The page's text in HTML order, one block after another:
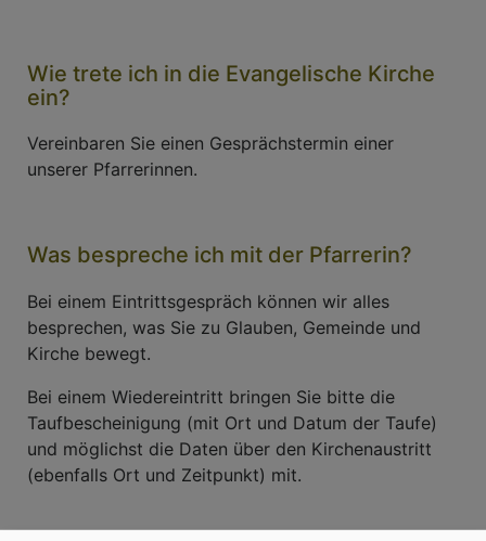
Wie trete ich in die Evangelische Kirche
ein?
Vereinbaren Sie einen Gesprächstermin einer
unserer Pfarrerinnen.
Was bespreche ich mit der Pfarrerin?
Bei einem Eintrittsgespräch können wir alles
besprechen, was Sie zu Glauben, Gemeinde und
Kirche bewegt.
Bei einem Wiedereintritt bringen Sie bitte die
Taufbescheinigung (mit Ort und Datum der Taufe)
und möglichst die Daten über den Kirchenaustritt
(ebenfalls Ort und Zeitpunkt) mit.